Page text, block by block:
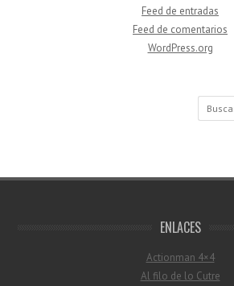
Feed de entradas
Feed de comentarios
WordPress.org
Buscar
ENLACES
Actionman 4×4
Al filo de lo Cutre